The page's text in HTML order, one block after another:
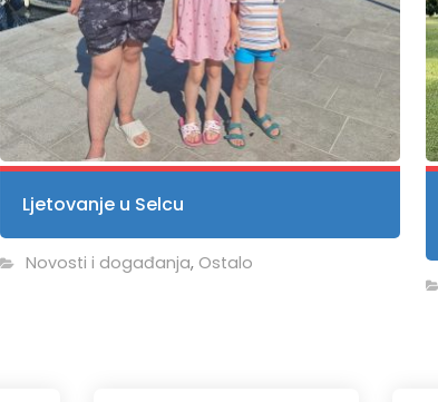
Ljetovanje u Selcu
Novosti i događanja, Ostalo